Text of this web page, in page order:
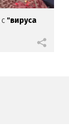
с "вируса